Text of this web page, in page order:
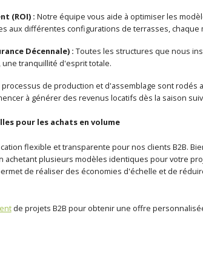
(ROI) : Notre équipe vous aide à optimiser les
aux différentes configurations de terrasses,
Décennale) : Toutes les structures que nous
tranquillité d'esprit totale.
processus de production et d'assemblage sont
à générer des revenus locatifs dès la saison
pour les achats en volume
flexible et transparente pour nos clients B2B.
achetant plusieurs modèles identiques pour votre
de réaliser des économies d'échelle et de
de projets B2B pour obtenir une offre